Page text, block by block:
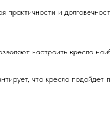
и
настроить кресло
что кресло подойдет